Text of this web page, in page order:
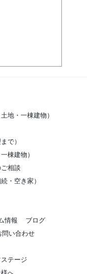
地・一棟建物）
で）
棟建物）
相談
・空き家）
情報
ブログ
問い合わせ
テージ